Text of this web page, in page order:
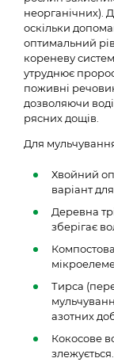
неорганічних).
оскільки
оптимальний
кореневу
утруднює
поживні
дозволяючи
рясних дощів.
Для
Хвойний
варіант
Деревна
зберігає
Тирса
азотних
Кокосове
злежується.